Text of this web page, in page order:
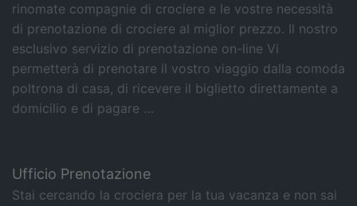
rinomate compagnie di crociere e le vostre necessità
di prenotazione di crociere al miglior prezzo. Il nostro
esclusivo servizio di prenotazione on-line Vi
permetterà di prenotare il vostro viaggio dalla comoda
poltrona di casa, di ricevere il biglietto direttamente a
domicilio e di pagare …
Ufficio Prenotazione
Stai cercando la crociera per la tua vacanza e non sai